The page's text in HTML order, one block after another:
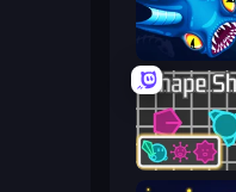
SeaDragons.io
Shape